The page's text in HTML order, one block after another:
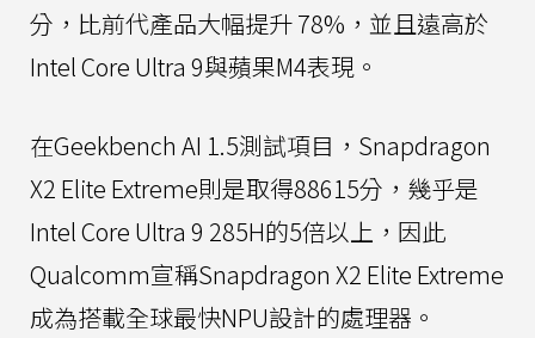
分，比前代產品大幅提升 78%，並且遠高於
Intel Core Ultra 9與蘋果M4表現。
在Geekbench AI 1.5測試項目，Snapdragon
X2 Elite Extreme則是取得88615分，幾乎是
Intel Core Ultra 9 285H的5倍以上，因此
Qualcomm宣稱Snapdragon X2 Elite Extreme
成為搭載全球最快NPU設計的處理器。